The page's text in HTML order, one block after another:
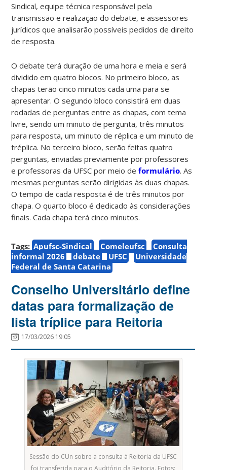
Sindical, equipe técnica responsável pela
transmissão e realização do debate, e assessores
jurídicos que analisarão possíveis pedidos de direito
de resposta.
O debate terá duração de uma hora e meia e será
dividido em quatro blocos. No primeiro bloco, as
chapas terão cinco minutos cada uma para se
apresentar. O segundo bloco consistirá em duas
rodadas de perguntas entre as chapas, com tema
livre, sendo um minuto de pergunta, três minutos
para resposta, um minuto de réplica e um minuto de
tréplica. No terceiro bloco, serão feitas quatro
perguntas, enviadas previamente por professores
e professoras da UFSC por meio deformulário. As
mesmas perguntas serão dirigidas às duas chapas.
O tempo de cada resposta é de três minutos por
chapa. O quarto bloco é dedicado às considerações
finais. Cada chapa terá cinco minutos.
Tags: Apufsc-Sindical Comeleufsc
Consulta
informal 2026
debate UFSC
Universidade
Federal de Santa Catarina
Conselho Universitário define
datas para formalização de
lista tríplice para Reitoria
17/03/2026 19:05
Sessão do CUn sobre a consulta à Reitoria da UFSC
foi transferida para o Auditório da Reitoria. Fotos: